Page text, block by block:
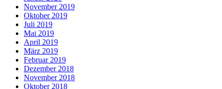
November 2019
Oktober 2019
Juli 2019
Mai 2019
April 2019
März 2019
Februar 2019
Dezember 2018
November 2018
Oktober 2018